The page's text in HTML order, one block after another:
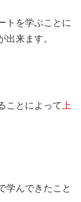
トを学ぶことに
出来ます。
ことによって 上
学んできたこと